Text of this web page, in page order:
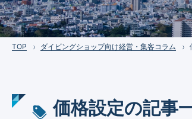
TOP ダイビングショップ向け経営・集客コラム
価格設定の記事